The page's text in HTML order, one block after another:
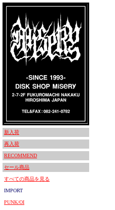
新入荷
再入荷
RECOMMEND
セール商品
すべての商品を見る
IMPORT
PUNK/OI